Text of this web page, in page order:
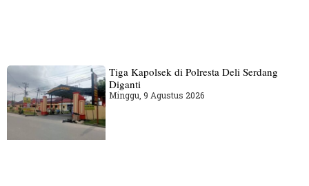
Tiga Kapolsek di Polresta Deli Serdang
Diganti
Minggu, 9 Agustus 2026